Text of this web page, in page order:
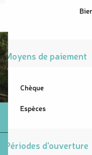
Moyens de paiement
Chèque
Espèces
Périodes d'ouverture